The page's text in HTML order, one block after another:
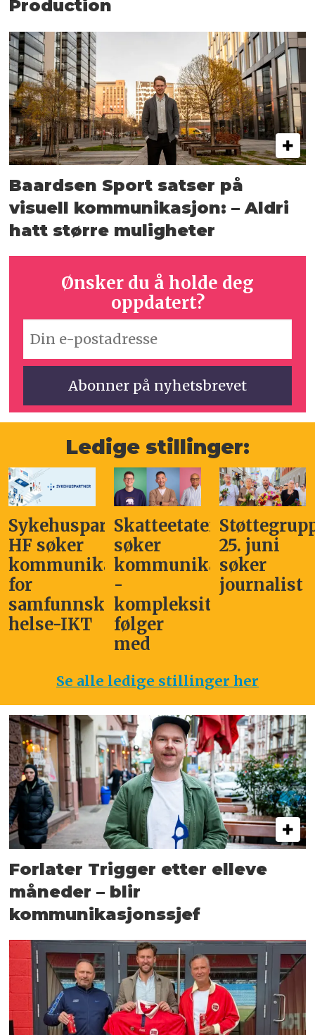
Production
Baardsen Sport satser på
visuell kommunikasjon: – Aldri
hatt større muligheter
Ønsker du å holde deg
oppdatert?
Ledige stillinger:
Sykehuspartner
HF søker
kommunikasjonssjef
for
samfunnskritisk
helse-IKT
Skatteetaten
søker
kommunikasjonsleder
-
kompleksitet
følger
med
25. juni
søker
journalist
Se alle ledige stillinger her
Forlater Trigger etter elleve
måneder – blir
kommunikasjonssjef